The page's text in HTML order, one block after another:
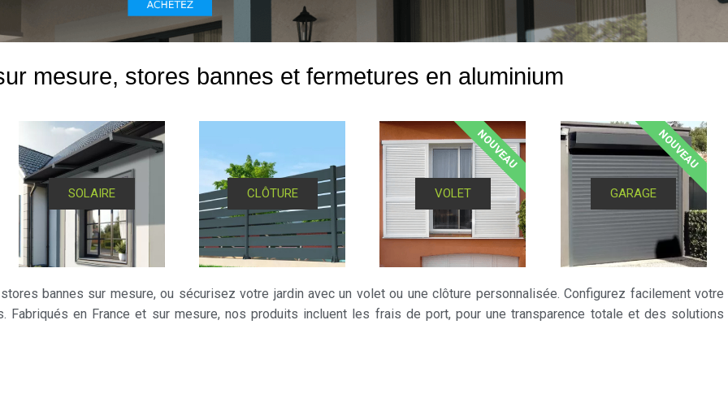
mesure, stores bannes et fermetures en aluminium
SOLAIRE CLÔTURE VOLET
NOUVEAU
GARAGE
NOUVEAU
bannes sur mesure, ou sécurisez votre jardin avec un volet ou une clôture personnalisée. Configurez facilement votre
en France et sur mesure, nos produits incluent les frais de port, pour une transparence totale et des solutions